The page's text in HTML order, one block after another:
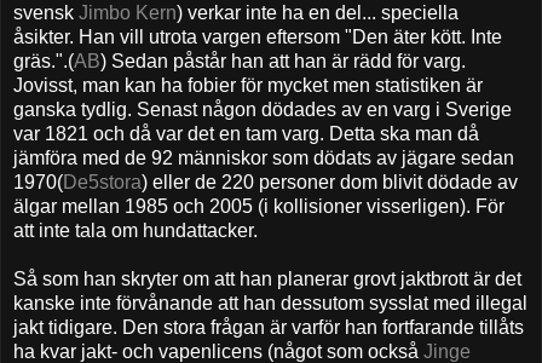
svensk Jimbo Kern) verkar inte ha en del... speciella
åsikter. Han vill utrota vargen eftersom "Den äter kött. Inte
gräs.".(AB) Sedan påstår han att han är rädd för varg.
Jovisst, man kan ha fobier för mycket men statistiken är
ganska tydlig. Senast någon dödades av en varg i Sverige
var 1821 och då var det en tam varg. Detta ska man då
jämföra med de 92 människor som dödats av jägare sedan
1970(De5stora) eller de 220 personer dom blivit dödade av
älgar mellan 1985 och 2005 (i kollisioner visserligen). För
att inte tala om hundattacker.
Så som han skryter om att han planerar grovt jaktbrott är det
kanske inte förvånande att han dessutom sysslat med illegal
jakt tidigare. Den stora frågan är varför han fortfarande tillåts
ha kvar jakt- och vapenlicens (något som också Jinge